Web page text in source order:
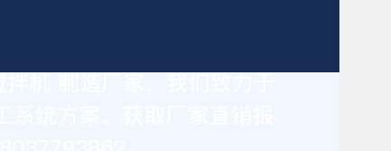
统方案。获取厂家直销报